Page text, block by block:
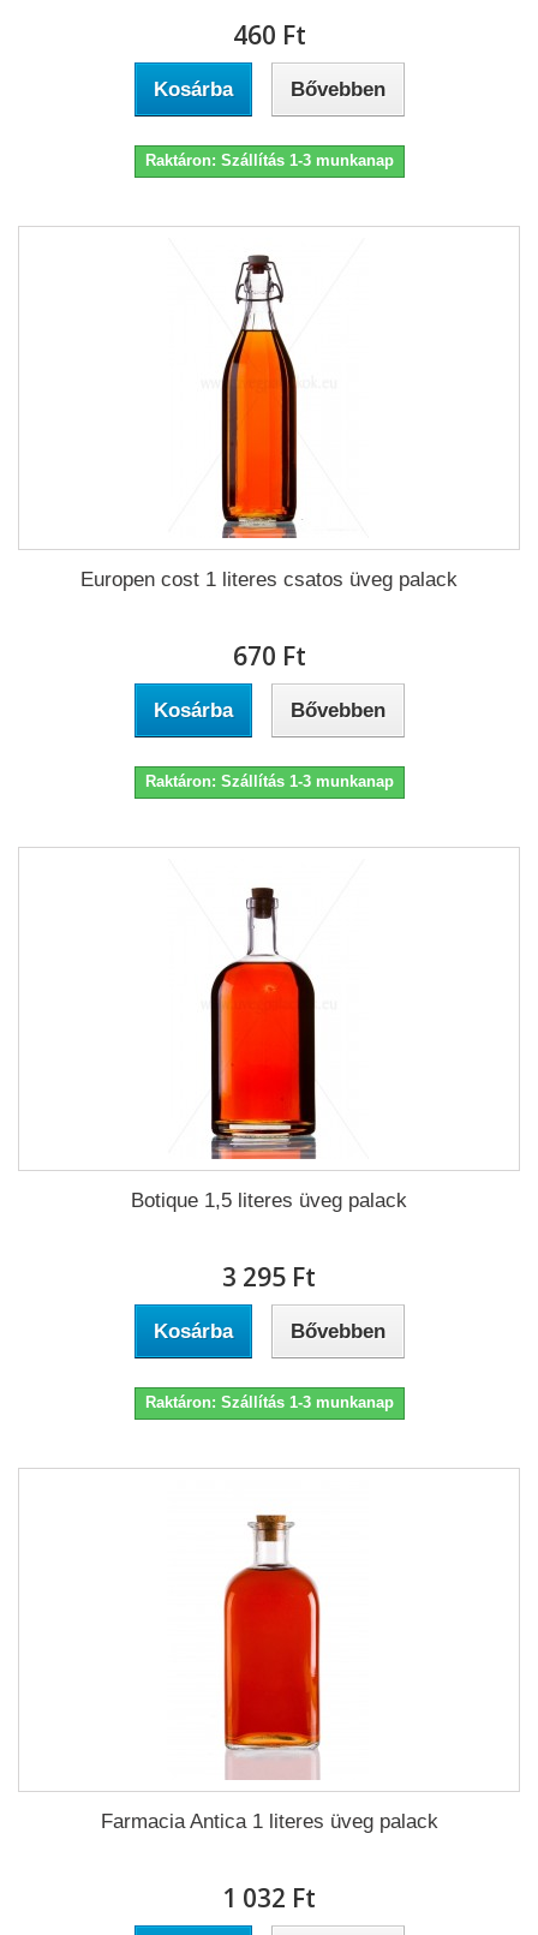
460 Ft‎
Kosárba Bővebben
Raktáron: Szállítás 1-3 munkanap
Europen cost 1 literes csatos üveg palack
670 Ft‎
Kosárba Bővebben
Raktáron: Szállítás 1-3 munkanap
Botique 1,5 literes üveg palack
3 295 Ft‎
Kosárba Bővebben
Raktáron: Szállítás 1-3 munkanap
Farmacia Antica 1 literes üveg palack
1 032 Ft‎